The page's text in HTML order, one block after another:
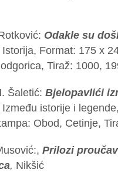
Odakle su
Format: 175 x
Tiraž: 1000,
Šaletić: Bjelopavlići
istorije i
Obod, Cetinje,
Prilozi
, Nikšić